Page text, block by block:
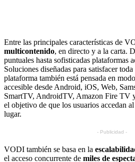
Entre las principales características de
multicontenido, en directo y a la carta.
puntuales hasta sofisticadas plataformas
Soluciones diseñadas para satisfacer
plataforma también está pensada en modo
accesible desde Android, iOS, Web,
SmartTV, AndroidTV, Amazon Fire TV
el objetivo de que los usuarios accedan
lugar.
- Publicidad -
VODI también se basa en la
el acceso concurrente de miles de